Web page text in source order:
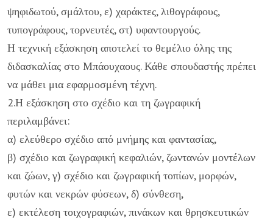
ψηφιδωτού, σμάλτου, ε) χαράκτες, λιθογράφους,
τυπογράφους, τορνευτές, στ) υφαντουργούς.
Η τεχνική εξάσκηση αποτελεί το θεμέλιο όλης της
διδασκαλίας στο Μπάουχαους. Κάθε σπουδαστής πρέπει
να μάθει μια εφαρμοσμένη τέχνη.
2.Η εξάσκηση στο σχέδιο και τη ζωγραφική
περιλαμβάνει:
α) ελεύθερο σχέδιο από μνήμης και φαντασίας,
β) σχέδιο και ζωγραφική κεφαλιών, ζωντανών μοντέλων
και ζώων, γ) σχέδιο και ζωγραφική τοπίων, μορφών,
φυτών και νεκρών φύσεων, δ) σύνθεση,
ε) εκτέλεση τοιχογραφιών, πινάκων και θρησκευτικών